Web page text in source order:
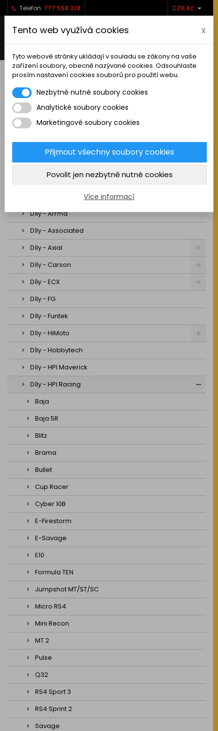
Telefon: 777 558 228 CZK Kč 
   shopping_cart0
RC AUTA
Sestavená auta elektro
Stavebnice aut elektro
Auta na spalovací motor
Náhradní díly
Díly - Arrma
Díly - Associated
Díly - Axial
Díly - Carson
Díly - ECX
Díly - FG
Díly - Funtek
Díly - HiMoto
Díly - Hobbytech
Díly - HPI Maverick
Díly - HPI Racing
Baja
Baja 5R
Blitz
Brama
Bullet
Cup Racer
Cyber 10B
E-Firestorm
E-Savage
E10
Formula TEN
Jumpshot MT/ST/SC
Micro RS4
Mini Recon
MT 2
Pulse
Q32
RS4 Sport 3
RS4 Sprint 2
Savage
Tento web využívá cookies x
Tyto webové stránky ukládají v souladu se zákony na vaše
zařízení soubory, obecně nazývané cookies. Odsouhlaste
prosím nastavení cookies souborů pro použití webu.
Nezbytně nutné soubory cookies
Analytické soubory cookies
Marketingové soubory cookies
Přijmout všechny soubory cookies
Povolit jen nezbytně nutné cookies
Více informací